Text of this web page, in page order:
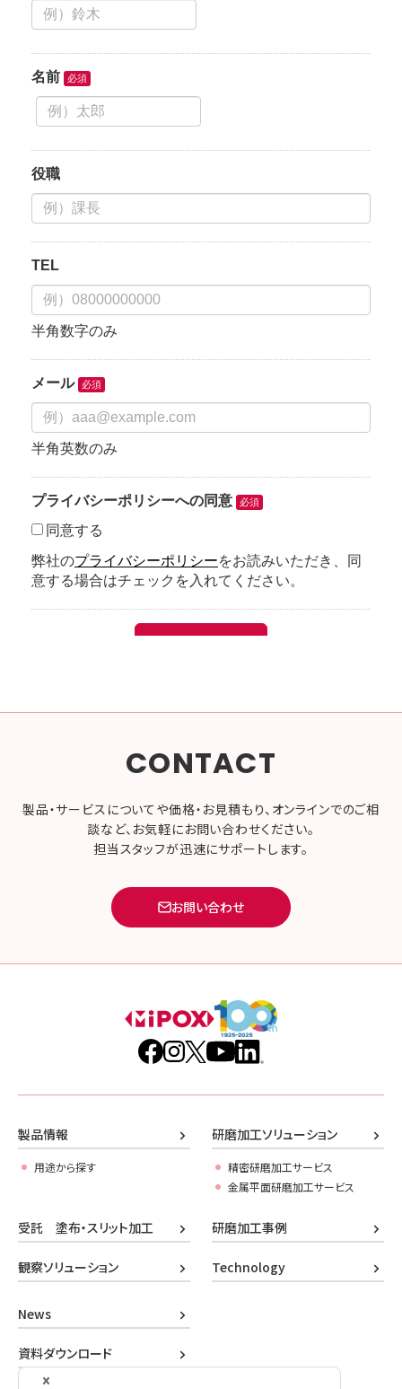
CONTACT
製品・サービスについてや価格・お見積もり、オンラインでのご相
談など、お気軽にお問い合わせください。
担当スタッフが迅速にサポートします。
お問い合わせ
製品情報
用途から探す
研磨加工ソリューション
精密研磨加工サービス
金属平面研磨加工サービス
受託 塗布・スリット加工
観察ソリューション
研磨加工事例
Technology
News
資料ダウンロード